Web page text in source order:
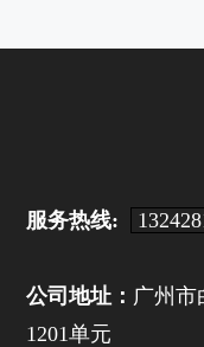
服务热线:
公司地址： 广州市
1201单元